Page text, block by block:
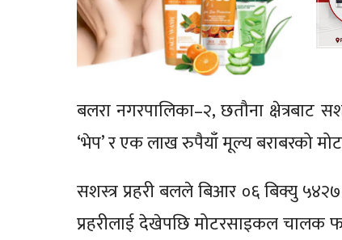
बलरा नगरपालिका–२, छतौना क्षेत्रबाट
‘भेप’ र एक लाख रुपैयाँ मूल्य बराबरको
सशस्त्र प्रहरी बलले बिआर ०६ बिक्यु
प्रहरीलाई देखेपछि मोटरसाइकल चालक